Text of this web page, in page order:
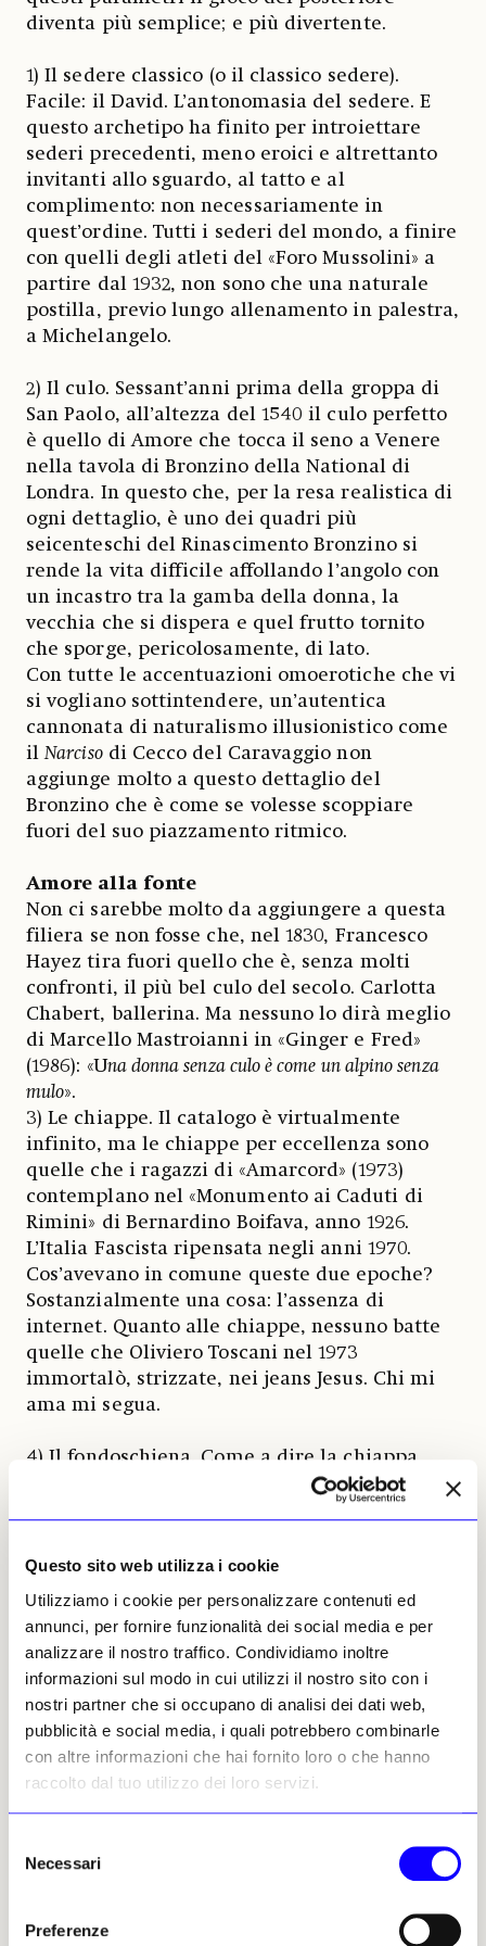
Questo sito web utilizza i cookie
Utilizziamo i cookie per personalizzare contenuti ed
annunci, per fornire funzionalità dei social media e per
analizzare il nostro traffico. Condividiamo inoltre
informazioni sul modo in cui utilizzi il nostro sito con i
nostri partner che si occupano di analisi dei dati web,
pubblicità e social media, i quali potrebbero combinarle
con altre informazioni che hai fornito loro o che hanno
raccolto dal tuo utilizzo dei loro servizi.
delNecessari
Preferenze
diventa più semplice; e più divertente.
1) Il sedere classico (o il classico sedere).
Facile: il David. L’antonomasia del sedere. E
questo archetipo ha finito per introiettare
sederi precedenti, meno eroici e altrettanto
invitanti allo sguardo, al tatto e al
complimento: non necessariamente in
quest’ordine. Tutti i sederi del mondo, a finire
con quelli degli atleti del «Foro Mussolini» a
partire dal 1932, non sono che una naturale
postilla, previo lungo allenamento in palestra,
a Michelangelo.
2) Il culo. Sessant’anni prima della groppa di
San Paolo, all’altezza del 1540 il culo perfetto
è quello di Amore che tocca il seno a Venere
nella tavola di Bronzino della National di
Londra. In questo che, per la resa realistica di
ogni dettaglio, è uno dei quadri più
seicenteschi del Rinascimento Bronzino si
rende la vita difficile affollando l’angolo con
un incastro tra la gamba della donna, la
vecchia che si dispera e quel frutto tornito
che sporge, pericolosamente, di lato.
Con tutte le accentuazioni omoerotiche che vi
si vogliano sottintendere, un’autentica
cannonata di naturalismo illusionistico come
ilNarcisodi Cecco del Caravaggio non
aggiunge molto a questo dettaglio del
Bronzino che è come se volesse scoppiare
fuori del suo piazzamento ritmico.
Amore alla fonte
Non ci sarebbe molto da aggiungere a questa
filiera se non fosse che, nel 1830, Francesco
Hayez tira fuori quello che è, senza molti
confronti, il più bel culo del secolo. Carlotta
Chabert, ballerina. Ma nessuno lo dirà meglio
di Marcello Mastroianni in «Ginger e Fred»
(1986): «Una donna senza culo è come un alpino senza
mulo».
3) Le chiappe. Il catalogo è virtualmente
infinito, ma le chiappe per eccellenza sono
quelle che i ragazzi di «Amarcord» (1973)
contemplano nel «Monumento ai Caduti di
Rimini» di Bernardino Boifava, anno 1926.
L’Italia Fascista ripensata negli anni 1970.
Cos’avevano in comune queste due epoche?
Sostanzialmente una cosa: l’assenza di
internet. Quanto alle chiappe, nessuno batte
quelle che Oliviero Toscani nel 1973
immortalò, strizzate, nei jeans Jesus. Chi mi
ama mi segua.
4) Il fondoschiena. Come a dire la chiappa
degli anni ‘80, patinata e cremata. Una su
tutte: Lo slip di Roberta. Quante hanno posato
di tutte, racconta, anzi incarna un decennio?
di posteriori (in senso lato) che transitano nei
video degli smartphone a tutte le ore e sui